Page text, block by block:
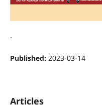
-
Published: 2023-03-14
Articles